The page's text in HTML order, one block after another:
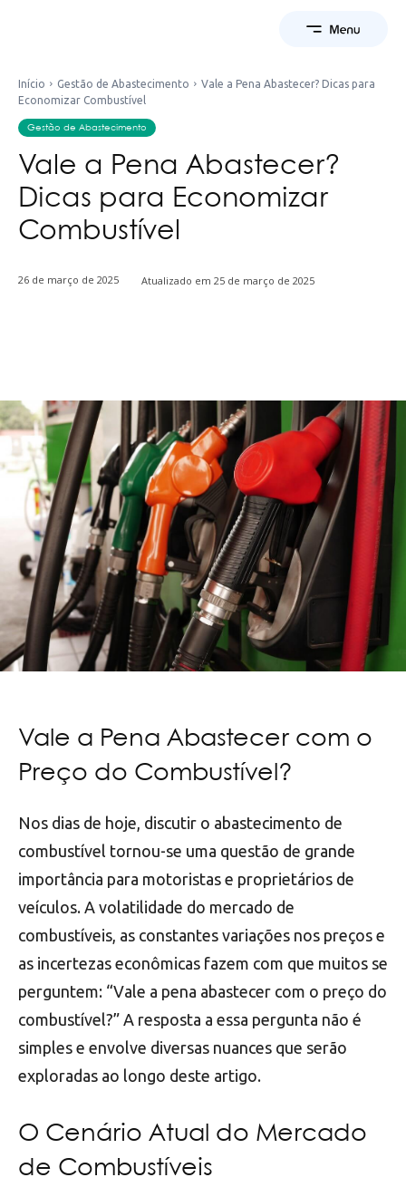
Início Gestão de Abastecimento
Vale a Pena Abastecer? Dicas para
Economizar Combustível
Gestão de Abastecimento
Vale a Pena Abastecer?
Dicas para Economizar
Combustível
26 de março de 2025 Atualizado em 25 de março de 2025
Vale a Pena Abastecer com o
Preço do Combustível?
Nos dias de hoje, discutir o abastecimento de
combustível tornou-se uma questão de grande
importância para motoristas e proprietários de
veículos. A volatilidade do mercado de
combustíveis, as constantes variações nos preços e
as incertezas econômicas fazem com que muitos se
perguntem: “Vale a pena abastecer com o preço do
combustível?” A resposta a essa pergunta não é
simples e envolve diversas nuances que serão
exploradas ao longo deste artigo.
O Cenário Atual do Mercado
de Combustíveis